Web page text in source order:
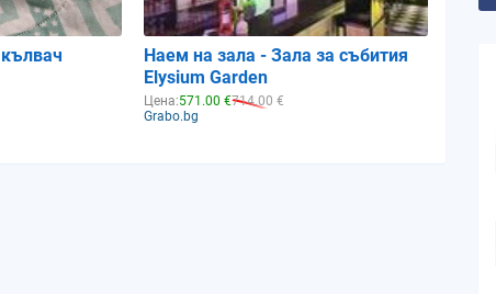
Наем на зала - Зала за събития
Elysium Garden
Цена:571.00 €714.00 €
Grabo.bg